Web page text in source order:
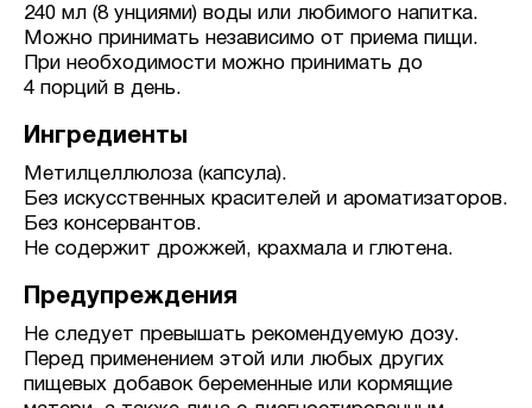
240 мл (8 унциями) воды или любимого напитка.
Можно принимать независимо от приема пищи.
При необходимости можно принимать до
4 порций в день.
Ингредиенты
Метилцеллюлоза (капсула).
Без искусственных красителей и ароматизаторов.
Без консервантов.
Не содержит дрожжей, крахмала и глютена.
Предупреждения
Не следует превышать рекомендуемую дозу.
Перед применением этой или любых других
пищевых добавок беременные или кормящие